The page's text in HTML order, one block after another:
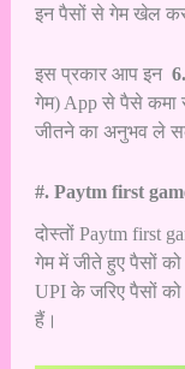
इन पैसों से गेम खेल
इस प्रकार आप इन
गेम) App से पैसे
जीतने का अनुभव ले
#. Paytm first
दोस्तों Paytm first
गेम में जीते हुए पैसों
UPI के जरिए पैसों
हैं।